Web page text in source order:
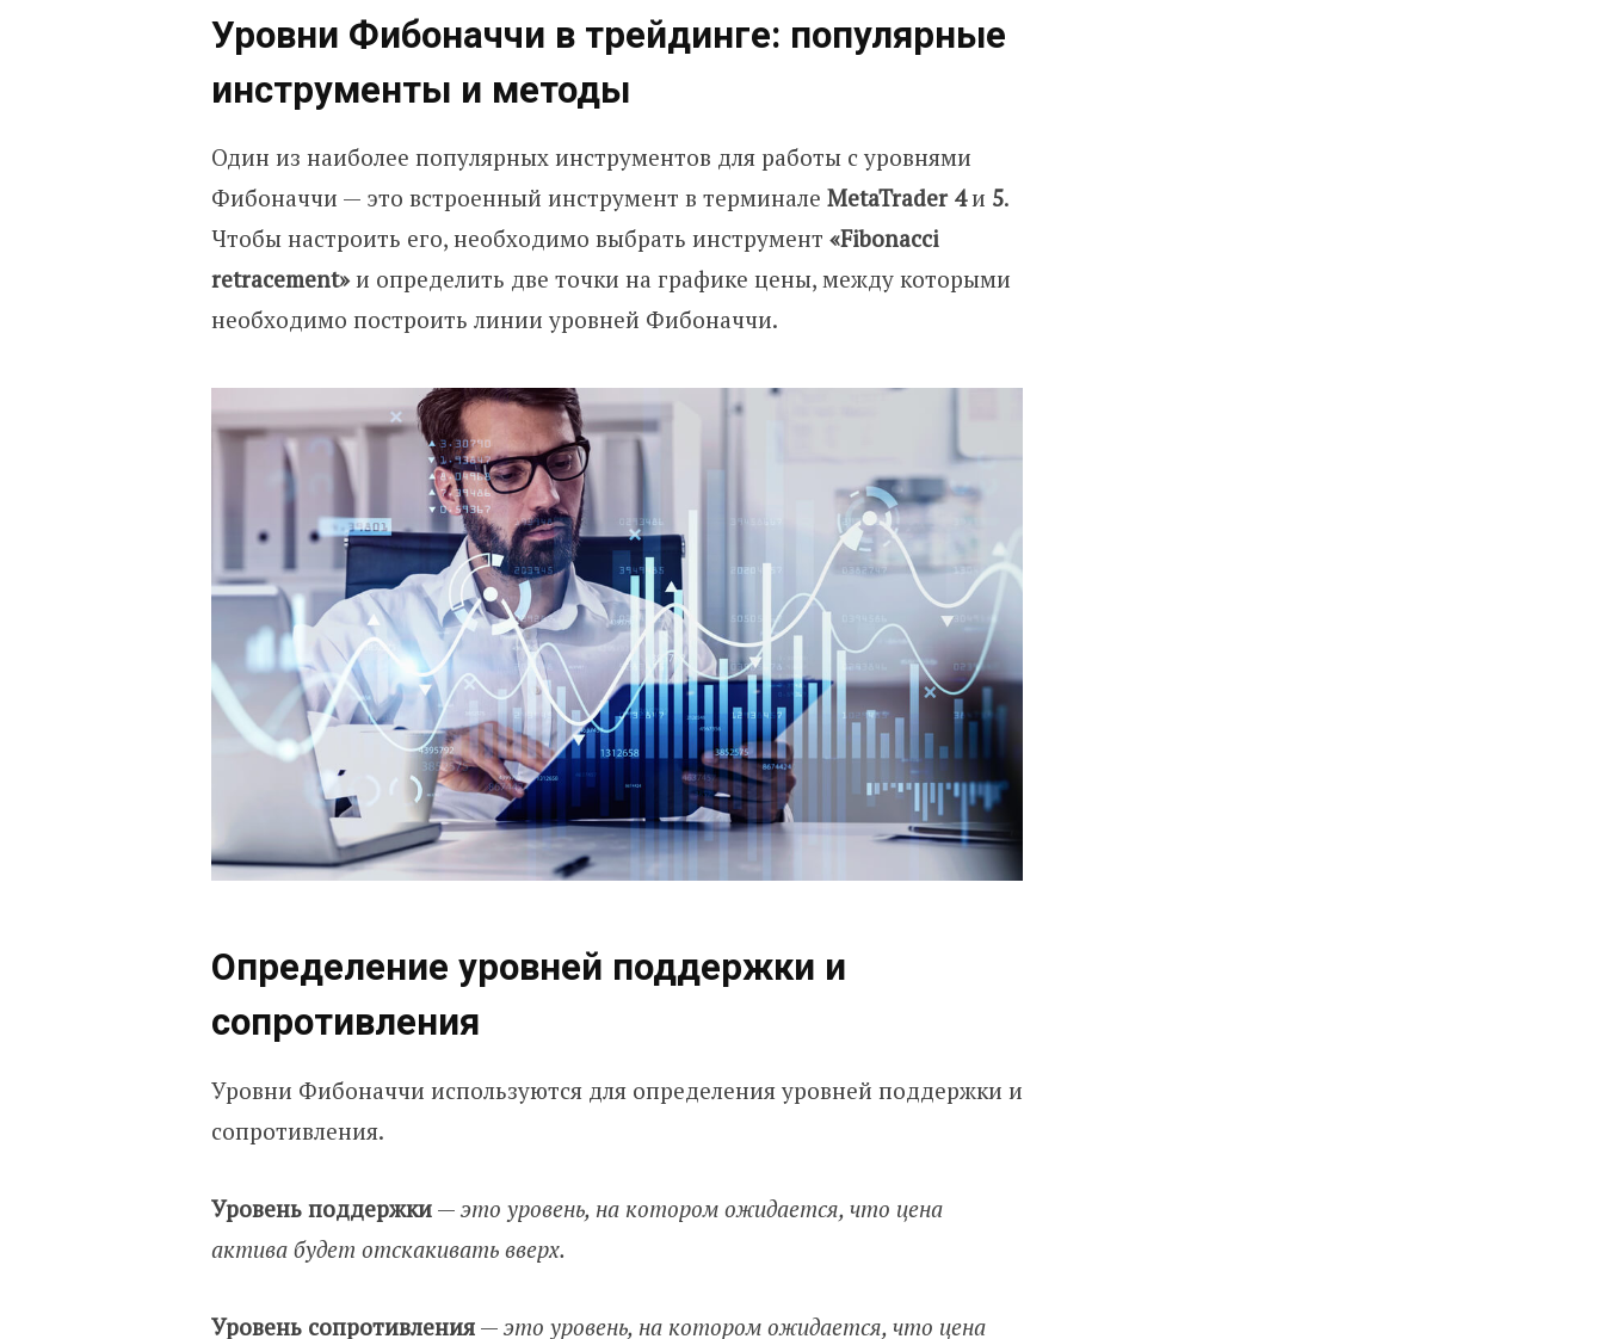
Уровни Фибоначчи в трейдинге: популярные
инструменты и методы
Один из наиболее популярных инструментов для работы с уровнями
Фибоначчи — это встроенный инструмент в терминале MetaTrader 4и 5.
Чтобы настроить его, необходимо выбрать инструмент «Fibonacci
retracement»и определить две точки на графике цены, между которыми
необходимо построить линии уровней Фибоначчи.
Определение уровней поддержки и
сопротивления
Уровни Фибоначчи используются для определения уровней поддержки и
сопротивления.
Уровень поддержки — это уровень, на котором ожидается, что цена
актива будет отскакивать вверх.
Уровень сопротивления — это уровень, на котором ожидается, что цена